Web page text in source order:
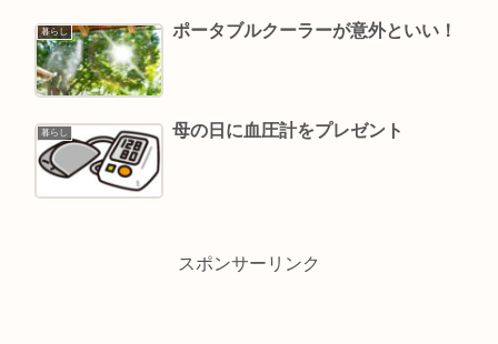
暮らし ポータブルクーラーが意外といい！
暮らし 母の日に血圧計をプレゼント
スポンサーリンク